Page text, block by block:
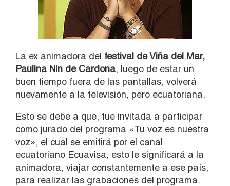
La ex animadora del festival de Viña del Mar,
Paulina Nin de Cardona, luego de estar un
buen tiempo fuera de las pantallas, volverá
nuevamente a la televisión, pero ecuatoriana.
Esto se debe a que, fue invitada a participar
como jurado del programa «Tu voz es nuestra
voz», el cual se emitirá por el canal
ecuatoriano Ecuavisa, esto le significará a la
animadora, viajar constantemente a ese país,
para realizar las grabaciones del programa.